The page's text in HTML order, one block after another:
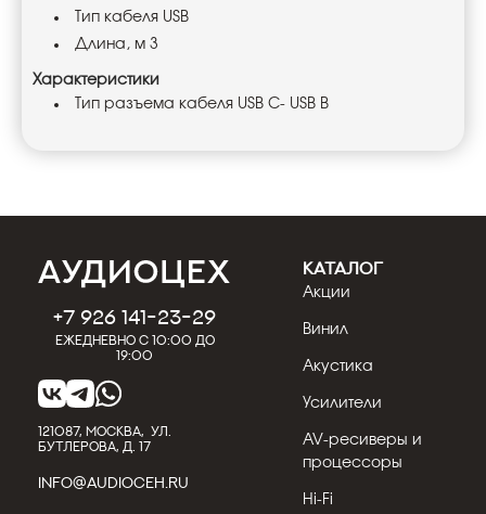
Тип кабеля USB
Длина, м 3
Характеристики
Тип разъема кабеля USB C- USB B
+7 926 141-23-29
Ежедневно с 10:00 до
19:00
121087, МОСКВА, УЛ.
БУТЛЕРОВА, Д. 17
INFO@AUDIOCEH.RU
КАТАЛОГ
Акции
Винил
Акустика
Усилители
AV-ресиверы и
процессоры
Hi-Fi